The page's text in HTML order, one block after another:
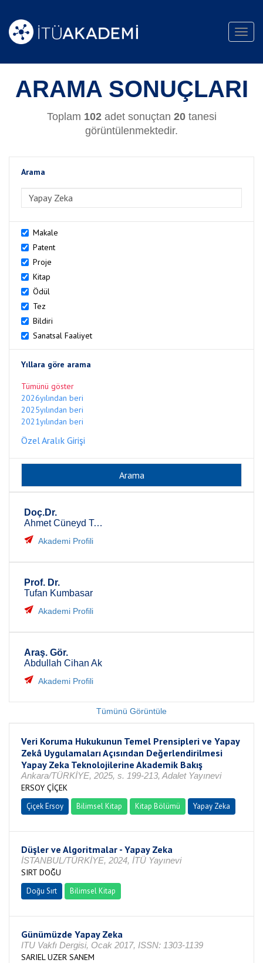
ARAMA SONUÇLARI
Toplam 102adet sonuçtan 20tanesi
görüntülenmektedir.
Arama
Makale
Patent
Proje
Kitap
Ödül
Tez
Bildiri
Sanatsal Faaliyet
Yıllara göre arama
Tümünü göster
2026yılından beri
2025yılından beri
2021yılından beri
Özel Aralık Girişi
Doç.Dr.
Ahmet Cüneyd Tantuğ
Akademi Profili
Prof. Dr.
Tufan Kumbasar
Akademi Profili
Araş. Gör.
Abdullah Cihan Ak
Akademi Profili
Tümünü Görüntüle
Veri Koruma Hukukunun Temel Prensipleri ve Yapay
Zekâ Uygulamaları Açısından Değerlendirilmesi
Yapay Zeka Teknolojilerine Akademik Bakış
Ankara/TÜRKİYE, 2025, s. 199-213, Adalet Yayınevi
ERSOY ÇİÇEK
Çiçek Ersoy Bilimsel Kitap Kitap Bölümü Yapay Zeka
Düşler ve Algoritmalar - Yapay Zeka
İSTANBUL/TÜRKİYE, 2024, İTÜ Yayınevi
SIRT DOĞU
Doğu Sırt Bilimsel Kitap
Günümüzde Yapay Zeka
ITU Vakfı Dergisi, Ocak 2017, ISSN: 1303-1139
SARIEL UZER SANEM